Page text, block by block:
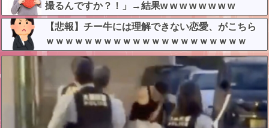
撮るんですか？！」→結果w w w w w w w w
【悲報】チー牛には理解できない恋愛、がこちら
ｗｗｗｗｗｗｗｗｗｗｗｗｗｗｗｗｗｗｗｗｗ